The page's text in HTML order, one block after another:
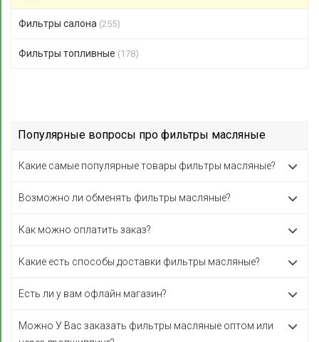
Фильтры салона (255)
Фильтры топливные (178)
Популярные вопросы про фильтры масляные
Какие самые популярные товары фильтры масляные?
Возможно ли обменять фильтры масляные?
Как можно оплатить заказ?
Какие есть способы доставки фильтры масляные?
Есть ли у вам офлайн магазин?
Можно У Вас заказать фильтры масляные оптом или